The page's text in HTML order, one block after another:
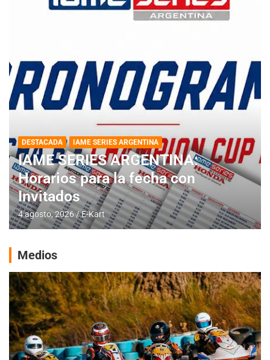
DESTACADA IAME SERIES ARGENTINA
IAME SERIES ARGENTINA:
Horarios para la fecha con
Invitados
4 agosto, 2026 E-Kart
Medios